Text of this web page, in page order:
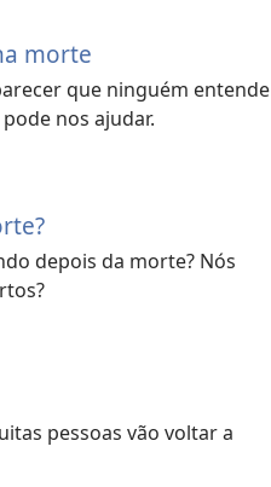
morte
que ninguém entende
nos ajudar.
depois da morte? Nós
pessoas vão voltar a